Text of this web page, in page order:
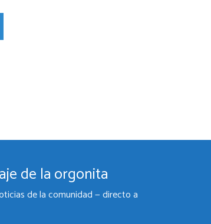
de la orgonita
de la comunidad — directo a